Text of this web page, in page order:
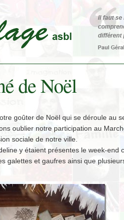
de Noël
goûter de Noël qui se déroule au
oublier notre participation au
sociale de notre ville.
y étaient présentes le week-end
galettes et gaufres ainsi que